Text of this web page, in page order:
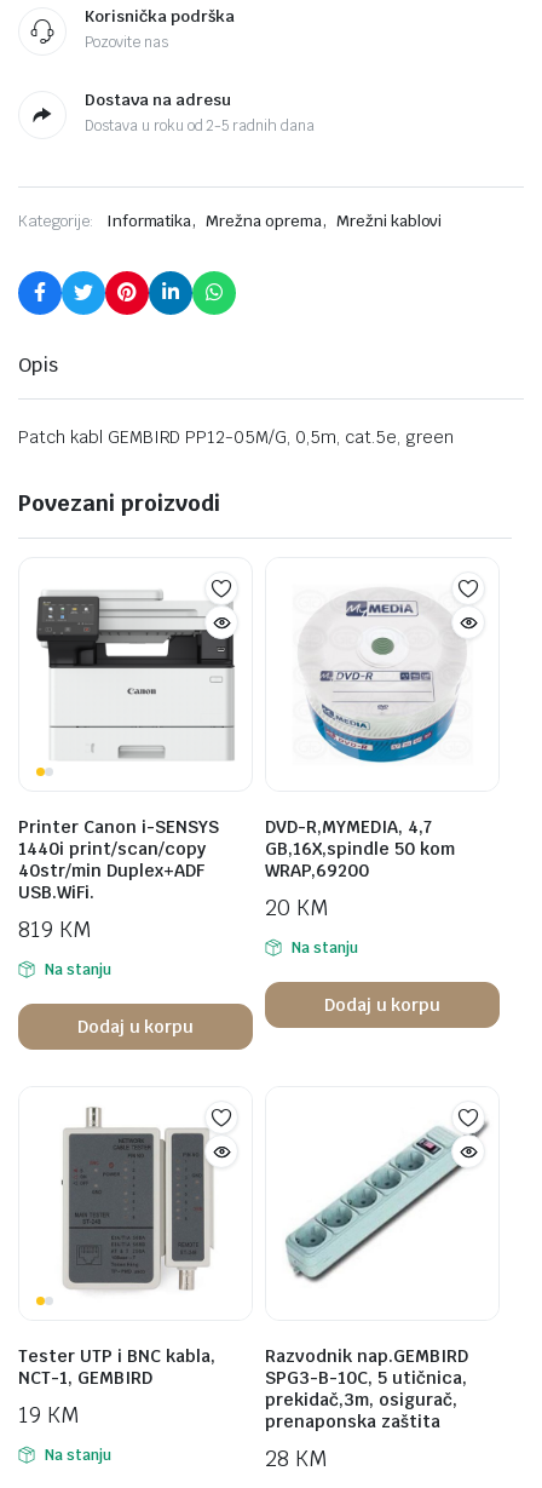
Korisnička podrška
Pozovite nas
Dostava na adresu
Dostava u roku od 2-5 radnih dana
Kategorije: Informatika, Mrežna oprema, Mrežni kablovi
Opis
Patch kabl GEMBIRD PP12-05M/G, 0,5m, cat.5e, green
Povezani proizvodi
Printer Canon i-SENSYS
1440i print/scan/copy
40str/min Duplex+ADF
USB.WiFi.
819 KM
Na stanju
Dodaj u korpu
DVD-R,MYMEDIA, 4,7
GB,16X,spindle 50 kom
WRAP,69200
20 KM
Na stanju
Dodaj u korpu
Tester UTP i BNC kabla,
NCT-1, GEMBIRD
19 KM
Na stanju
Razvodnik nap.GEMBIRD
SPG3-B-10C, 5 utičnica,
prekidač,3m, osigurač,
prenaponska zaštita
28 KM